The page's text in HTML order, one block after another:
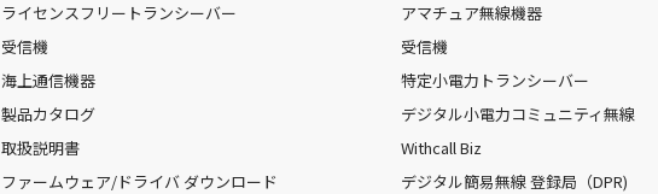
ライセンスフリートランシーバー
受信機
海上通信機器
製品カタログ
取扱説明書
ファームウェア/ドライバ ダウンロード
アマチュア無線機器
受信機
特定小電力トランシーバー
デジタル小電力コミュニティ無線
Withcall Biz
デジタル簡易無線 登録局（DPR)